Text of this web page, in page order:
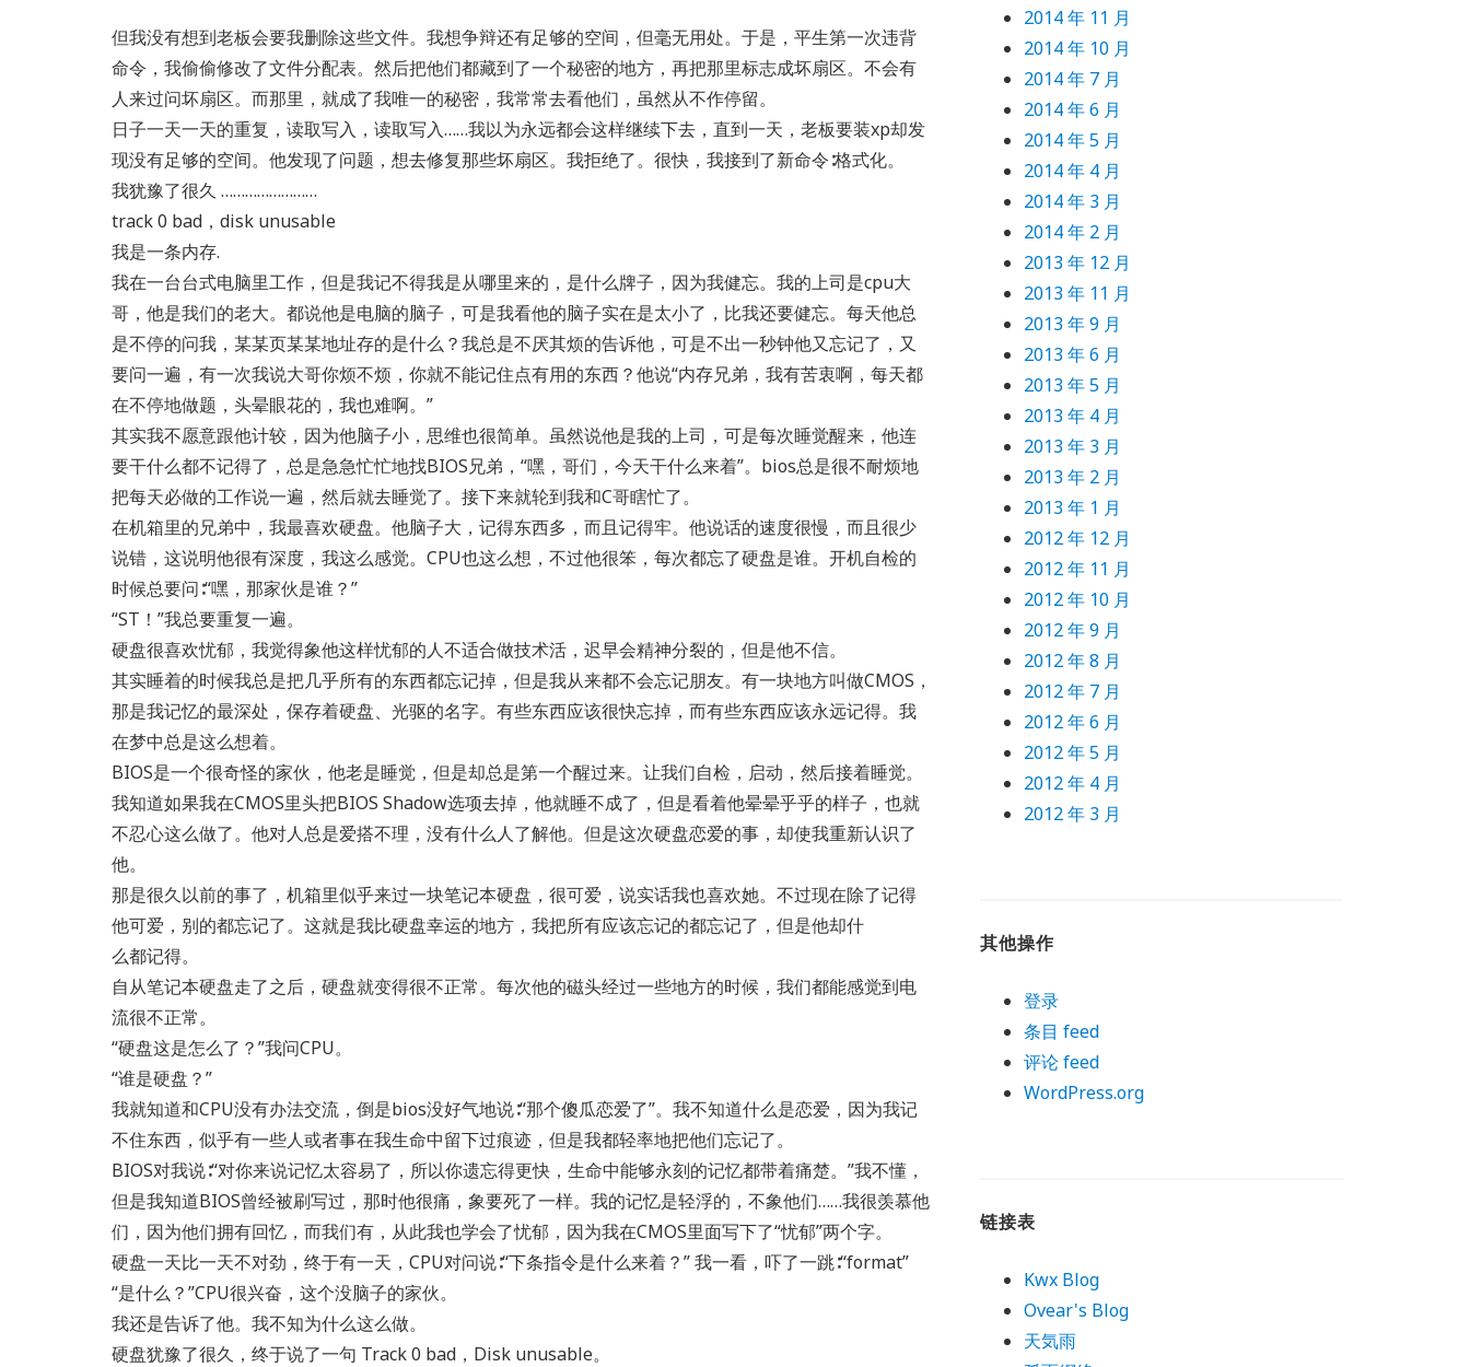
但我没有想到老板会要我删除这些文件。我想争辩还有足够的空间，但毫无用处。于是，平生第一次违背
命令，我偷偷修改了文件分配表。然后把他们都藏到了一个秘密的地方，再把那里标志成坏扇区。不会有
人来过问坏扇区。而那里，就成了我唯一的秘密，我常常去看他们，虽然从不作停留。
日子一天一天的重复，读取写入，读取写入……我以为永远都会这样继续下去，直到一天，老板要装xp却发
现没有足够的空间。他发现了问题，想去修复那些坏扇区。我拒绝了。很快，我接到了新命令∶格式化。
我犹豫了很久 ……………………
track 0 bad，disk unusable
我是一条内存.
我在一台台式电脑里工作，但是我记不得我是从哪里来的，是什么牌子，因为我健忘。我的上司是cpu大
哥，他是我们的老大。都说他是电脑的脑子，可是我看他的脑子实在是太小了，比我还要健忘。每天他总
是不停的问我，某某页某某地址存的是什么？我总是不厌其烦的告诉他，可是不出一秒钟他又忘记了，又
要问一遍，有一次我说大哥你烦不烦，你就不能记住点有用的东西？他说“内存兄弟，我有苦衷啊，每天都
在不停地做题，头晕眼花的，我也难啊。”
其实我不愿意跟他计较，因为他脑子小，思维也很简单。虽然说他是我的上司，可是每次睡觉醒来，他连
要干什么都不记得了，总是急急忙忙地找BIOS兄弟，“嘿，哥们，今天干什么来着”。bios总是很不耐烦地
把每天必做的工作说一遍，然后就去睡觉了。接下来就轮到我和C哥瞎忙了。
在机箱里的兄弟中，我最喜欢硬盘。他脑子大，记得东西多，而且记得牢。他说话的速度很慢，而且很少
说错，这说明他很有深度，我这么感觉。CPU也这么想，不过他很笨，每次都忘了硬盘是谁。开机自检的
时候总要问∶“嘿，那家伙是谁？”
“ST！”我总要重复一遍。
硬盘很喜欢忧郁，我觉得象他这样忧郁的人不适合做技术活，迟早会精神分裂的，但是他不信。
其实睡着的时候我总是把几乎所有的东西都忘记掉，但是我从来都不会忘记朋友。有一块地方叫做CMOS，
那是我记忆的最深处，保存着硬盘、光驱的名字。有些东西应该很快忘掉，而有些东西应该永远记得。我
在梦中总是这么想着。
BIOS是一个很奇怪的家伙，他老是睡觉，但是却总是第一个醒过来。让我们自检，启动，然后接着睡觉。
我知道如果我在CMOS里头把BIOS Shadow选项去掉，他就睡不成了，但是看着他晕晕乎乎的样子，也就
不忍心这么做了。他对人总是爱搭不理，没有什么人了解他。但是这次硬盘恋爱的事，却使我重新认识了
他。
那是很久以前的事了，机箱里似乎来过一块笔记本硬盘，很可爱，说实话我也喜欢她。不过现在除了记得
他可爱，别的都忘记了。这就是我比硬盘幸运的地方，我把所有应该忘记的都忘记了，但是他却什
么都记得。
自从笔记本硬盘走了之后，硬盘就变得很不正常。每次他的磁头经过一些地方的时候，我们都能感觉到电
流很不正常。
“硬盘这是怎么了？”我问CPU。
“谁是硬盘？”
我就知道和CPU没有办法交流，倒是bios没好气地说∶“那个傻瓜恋爱了”。我不知道什么是恋爱，因为我记
不住东西，似乎有一些人或者事在我生命中留下过痕迹，但是我都轻率地把他们忘记了。
BIOS对我说∶“对你来说记忆太容易了，所以你遗忘得更快，生命中能够永刻的记忆都带着痛楚。”我不懂，
但是我知道BIOS曾经被刷写过，那时他很痛，象要死了一样。我的记忆是轻浮的，不象他们……我很羡慕他
们，因为他们拥有回忆，而我们有，从此我也学会了忧郁，因为我在CMOS里面写下了“忧郁”两个字。
硬盘一天比一天不对劲，终于有一天，CPU对问说∶“下条指令是什么来着？” 我一看，吓了一跳∶“format”
“是什么？”CPU很兴奋，这个没脑子的家伙。
我还是告诉了他。我不知为什么这么做。
硬盘犹豫了很久，终于说了一句 Track 0 bad，Disk unusable。
2014 年 11 月
2014 年 10 月
2014 年 7 月
2014 年 6 月
2014 年 5 月
2014 年 4 月
2014 年 3 月
2014 年 2 月
2013 年 12 月
2013 年 11 月
2013 年 9 月
2013 年 6 月
2013 年 5 月
2013 年 4 月
2013 年 3 月
2013 年 2 月
2013 年 1 月
2012 年 12 月
2012 年 11 月
2012 年 10 月
2012 年 9 月
2012 年 8 月
2012 年 7 月
2012 年 6 月
2012 年 5 月
2012 年 4 月
2012 年 3 月
其他操作
登录
条目 feed
评论 feed
WordPress.org
链接表
Kwx Blog
Ovear's Blog
天気雨